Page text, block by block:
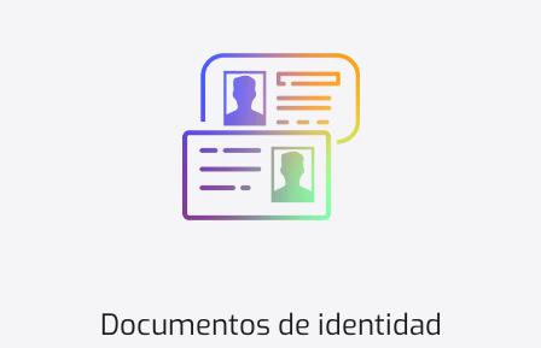
Documentos de identidad